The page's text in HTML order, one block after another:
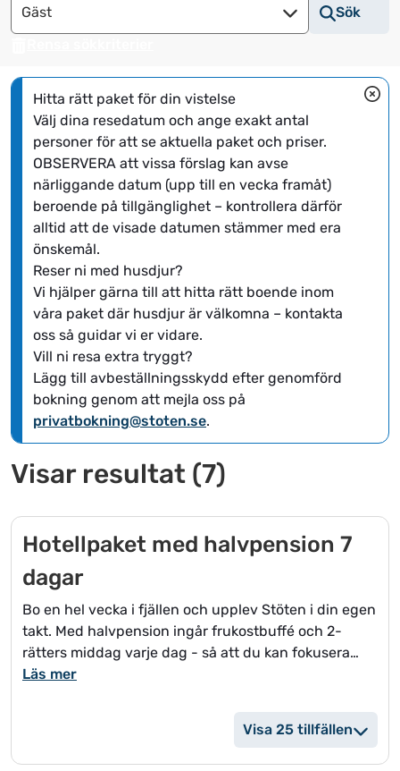
att
och
välja
datum.
Tryck
frågetecknet
upp
kortkommandon
ändra
datum
välja
ett
datum.
Tryck
på
frågetecknet
för
upp
kortkommandon
för
ändra
datum.
Gäst
Sök
Hitta rätt paket för din vistelse
Välj dina resedatum och ange exakt antal
personer för att se aktuella paket och priser.
OBSERVERA att vissa förslag kan avse
närliggande datum (upp till en vecka framåt)
beroende på tillgänglighet – kontrollera därför
alltid att de visade datumen stämmer med era
önskemål.
Reser ni med husdjur?
Vi hjälper gärna till att hitta rätt boende inom
våra paket där husdjur är välkomna – kontakta
oss så guidar vi er vidare.
Vill ni resa extra tryggt?
Lägg till avbeställningsskydd efter genomförd
privatbokning@stoten.se.
Visar resultat (7)
Hotellpaket med halvpension 7
dagar
Bo en hel vecka i fjällen och upplev Stöten i din egen
takt. Med halvpension ingår frukostbuffé och 2-
rätters middag varje dag - så att du kan fokusera
fullt ut på skidåkning, avkoppling och upplevelser.
* Boende i dubbelrum på Stöten Ski Hotel
* Frukostbuffé varje dag
Läs mer
Visa 25 tillfällen